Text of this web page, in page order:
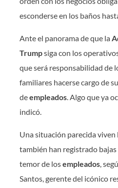
esconderse en los baños
Ante el panorama de que la
Trumpsiga con los
que será responsabilidad de
familiares hacerse cargo de
deempleados. Algo que ya
indicó.
Una situación parecida viven
también han registrado
temor de losempleados,
Santos, gerente del icónico